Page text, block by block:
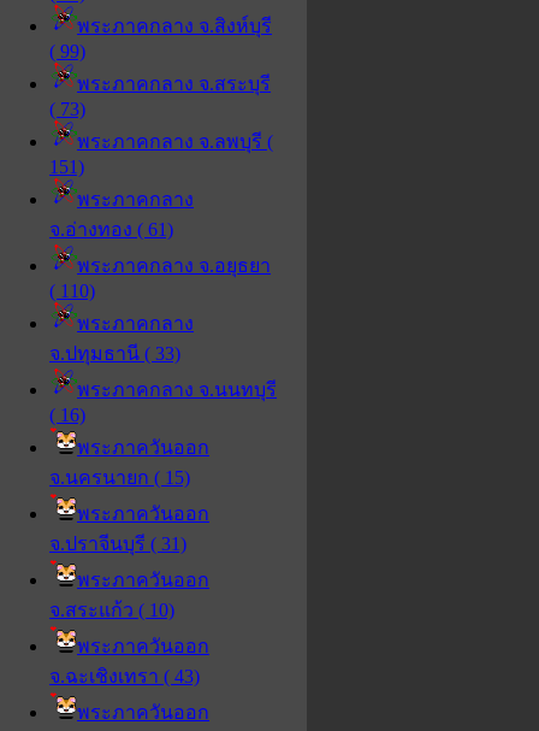
พระภาคกลาง จ.สิงห์บุรี
( 99)
พระภาคกลาง จ.สระบุรี
( 73)
พระภาคกลาง จ.ลพบุรี (
151)
พระภาคกลาง
จ.อ่างทอง ( 61)
พระภาคกลาง จ.อยุธยา
( 110)
พระภาคกลาง
จ.ปทุมธานี ( 33)
พระภาคกลาง จ.นนทบุรี
( 16)
พระภาควันออก
จ.นครนายก ( 15)
พระภาควันออก
จ.ปราจีนบุรี ( 31)
พระภาควันออก
จ.สระแก้ว ( 10)
พระภาควันออก
จ.ฉะเชิงเทรา ( 43)
พระภาควันออก